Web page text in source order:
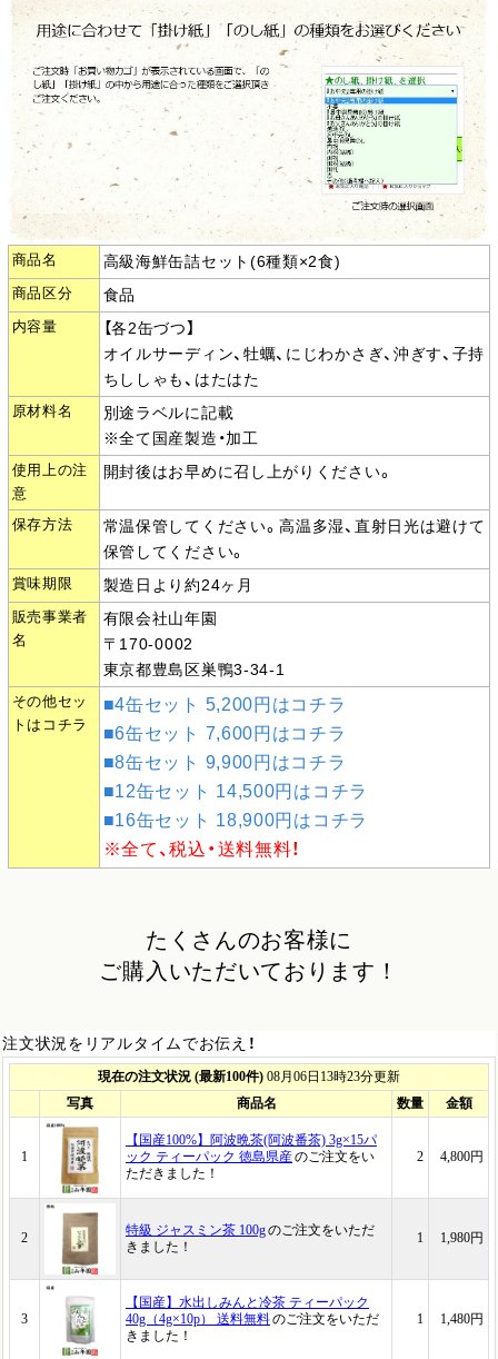
商品名 高級海鮮缶詰セット(6種類×2食)
商品区分 食品
内容量
【各2缶づつ】
オイルサーディン、牡蠣、にじわかさぎ、沖ぎす、子持
ちししゃも、はたはた
原材料名
別途ラベルに記載
※全て国産製造・加工
使用上の注
意
開封後はお早めに召し上がりください。
保存方法
常温保管してください。高温多湿、直射日光は避けて
保管してください。
賞味期限 製造日より約24ヶ月
販売事業者
名
有限会社山年園
〒170-0002
東京都豊島区巣鴨3-34-1
その他セッ
トはコチラ
■4缶セット 5,200円はコチラ
■6缶セット 7,600円はコチラ
■8缶セット 9,900円はコチラ
■12缶セット 14,500円はコチラ
■16缶セット 18,900円はコチラ
※全て、税込・送料無料！
たくさんのお客様に
ご購入いただいております！
注文状況をリアルタイムでお伝え！